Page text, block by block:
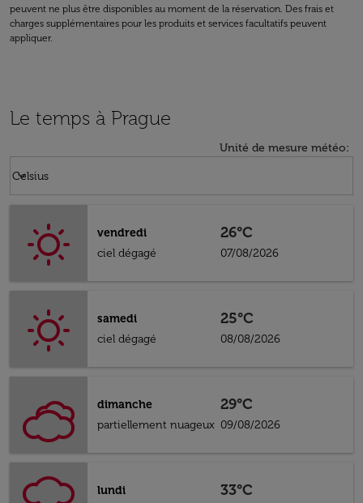
peuvent ne plus être disponibles au moment de la réservation. Des frais et
charges supplémentaires pour les produits et services facultatifs peuvent
appliquer.
Le temps à Prague
Unité de mesure météo:
Celsius
keyboard_arrow_down
vendredi
ciel dégagé
26°C
07/08/2026
samedi
ciel dégagé
25°C
08/08/2026
dimanche
partiellement nuageux
29°C
09/08/2026
lundi
33°C